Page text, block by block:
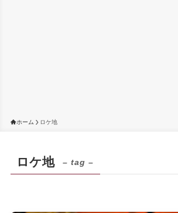
ホーム ロケ地
ロケ地 – tag –